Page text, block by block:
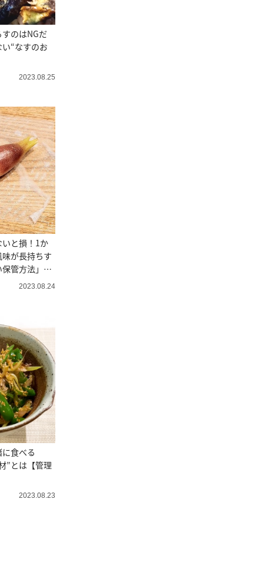
すのはNGだ
“なすのお
2023.08.25
いと損！1か
が長持ちす
管方法」と
2023.08.24
に食べる
”とは【管理
2023.08.23